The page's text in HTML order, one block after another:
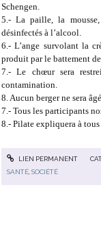
Schengen.
5.- La paille, la
désinfectés à l’alcool.
6.- L’ange survolant la
produit par le battement de
7.- Le chœur sera
contamination.
8. Aucun berger ne sera
7.- Tous les participants
8.- Pilate expliquera à
LIEN PERMANENT
SANTÉ ,SOCIÉTÉ